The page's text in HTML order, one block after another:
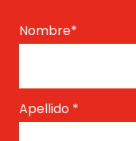
Nombre*
Apellido *